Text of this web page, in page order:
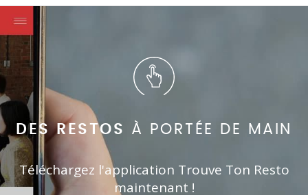
DES RESTOS À PORTÉE DE MAIN
Téléchargez l'application Trouve Ton Resto
maintenant !